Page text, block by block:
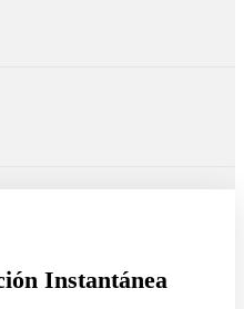
Instantánea